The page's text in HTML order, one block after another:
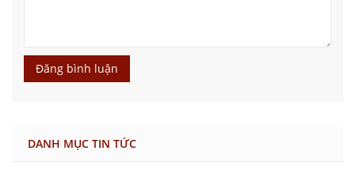
Đăng bình luận
DANH MỤC TIN TỨC